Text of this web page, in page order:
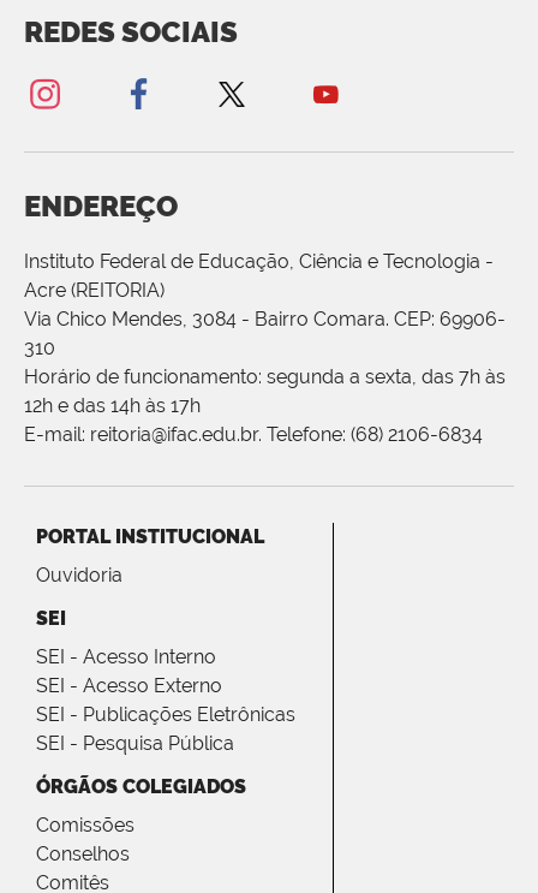
REDES SOCIAIS
ENDEREÇO
Instituto Federal de Educação, Ciência e Tecnologia -
Acre (REITORIA)
Via Chico Mendes, 3084 - Bairro Comara. CEP: 69906-
310
Horário de funcionamento: segunda a sexta, das 7h às
12h e das 14h às 17h
E-mail: reitoria@ifac.edu.br. Telefone: (68) 2106-6834
PORTAL INSTITUCIONAL
Ouvidoria
SEI
SEI - Acesso Interno
SEI - Acesso Externo
SEI - Publicações Eletrônicas
SEI - Pesquisa Pública
ÓRGÃOS COLEGIADOS
Comissões
Conselhos
Comitês